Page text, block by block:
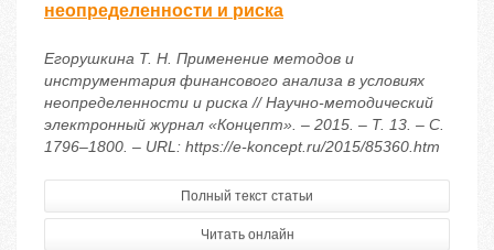
неопределенности и риска
Егорушкина Т. Н. Применение методов и
инструментария финансового анализа в условиях
неопределенности и риска // Научно-методический
электронный журнал «Концепт». – 2015. – Т. 13. – С.
1796–1800. – URL: https://e-koncept.ru/2015/85360.htm
Полный текст статьи
Читать онлайн